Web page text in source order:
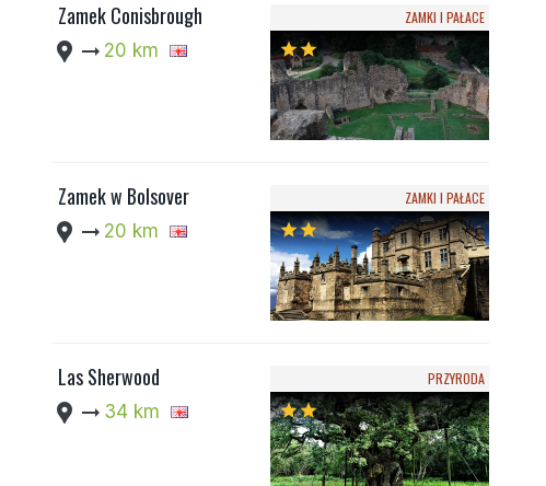
Zamek Conisbrough
location_pin arrow_right_alt 20 km
ZAMKI I PAŁACE
starstar
Zamek w Bolsover
location_pin arrow_right_alt 20 km
ZAMKI I PAŁACE
starstar
Las Sherwood
location_pin arrow_right_alt 34 km
PRZYRODA
starstar